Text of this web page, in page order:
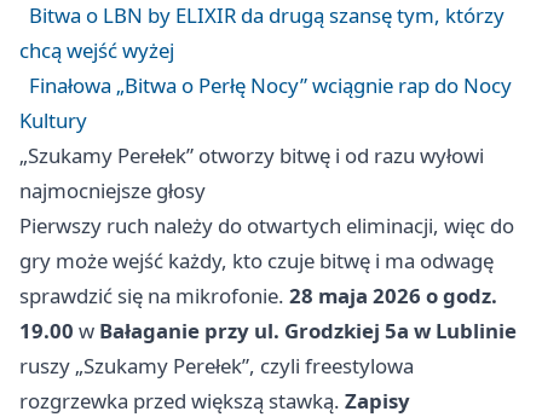
Bitwa o LBN by ELIXIR da drugą szansę tym, którzy
chcą wejść wyżej
Finałowa „Bitwa o Perłę Nocy” wciągnie rap do Nocy
Kultury
„Szukamy Perełek” otworzy bitwę i od razu wyłowi
najmocniejsze głosy
Pierwszy ruch należy do otwartych eliminacji, więc do
gry może wejść każdy, kto czuje bitwę i ma odwagę
sprawdzić się na mikrofonie. 28 maja 2026 o godz.
19.00 w Bałaganie przy ul. Grodzkiej 5a w Lublinie
ruszy „Szukamy Perełek”, czyli freestylowa
rozgrzewka przed większą stawką. Zapisy